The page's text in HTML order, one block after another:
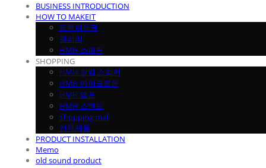
BUSINESS INTRODUCTION
HOW TO MAKEIT
등록취득권
갤러리
HMH 스피커
SHOPPING
HMH 컬럼 스피커
HMH 마이크로폰
HMH 앰프
HMH 스텐드
Shopping mall
전체제품
PRODUCT INSTALLATION
Memo
old sound product